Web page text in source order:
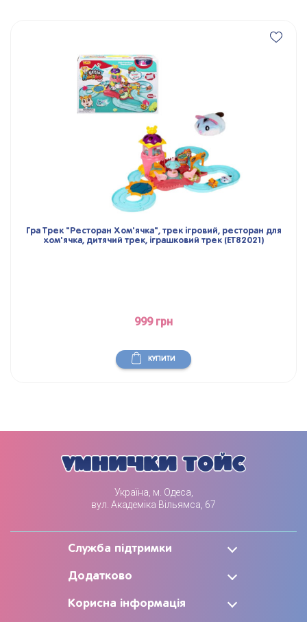
Гра Трек "Ресторан Хом'ячка", трек ігровий, ресторан для
хом'ячка, дитячий трек, іграшковий трек (ET82021)
999 грн
КУПИТИ
Україна, м. Одеса,
вул. Академіка Вільямса, 67
Служба підтримки
Додатково
Корисна інформація